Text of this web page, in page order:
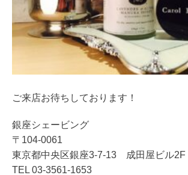
ご来店お待ちしております！
銀座シェービング
〒104-0061
東京都中央区銀座3-7-13 成田屋ビル2F
TEL 03-3561-1653